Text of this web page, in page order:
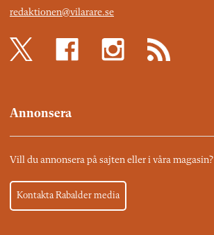
redaktionen@vilarare.se
Annonsera
Vill du annonsera på sajten eller i våra magasin?
Kontakta Rabalder media